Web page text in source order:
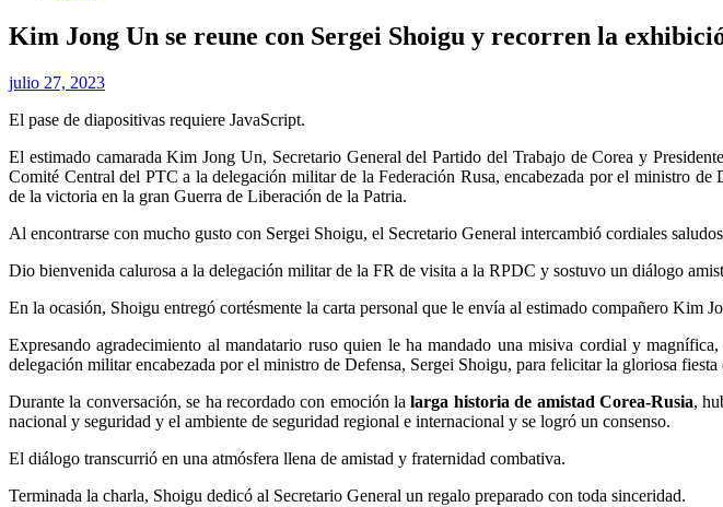
Kim Jong Un se reune con Sergei Shoigu y recorren la
julio 27, 2023
El pase de diapositivas requiere JavaScript.
El estimado camaradaKim Jong Un, Secretario General del Partido del Trabajo de Corea y
Comité Central del PTC a la delegación militar de la Federación Rusa, encabezada por el ministro
de la victoria en la gran Guerra de Liberación de la Patria.
Al encontrarse con mucho gusto con Sergei Shoigu, el Secretario General intercambió cordiales
Dio bienvenida calurosa a la delegación militar de la FR de visita a la RPDC y sostuvo un diálogo
En la ocasión, Shoigu entregó cortésmente la carta personal que le envía al estimado compañero Kim
Expresando agradecimiento al mandatario ruso quien le ha mandado una misiva cordial y
delegación militar encabezada por el ministro de Defensa, Sergei Shoigu, para felicitar la gloriosa
Durante la conversación, se ha recordado con emoción lalarga historia de amistad Corea-Rusia,
nacional y seguridad y el ambiente de seguridad regional e internacional y se logró un consenso.
El diálogo transcurrió en una atmósfera llena de amistad y fraternidad combativa.
Terminada la charla, Shoigu dedicó al Secretario General un regalo preparado con toda sinceridad.